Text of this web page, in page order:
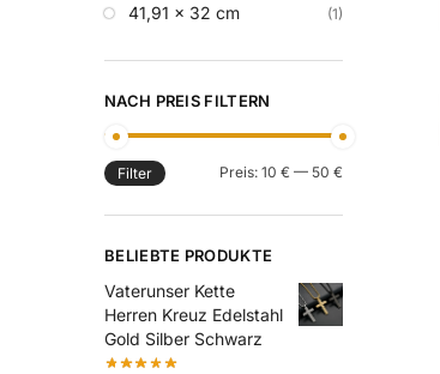
41,91 x 32 cm (1)
NACH PREIS FILTERN
Filter Preis: 10 € — 50 €
BELIEBTE PRODUKTE
Vaterunser Kette
Herren Kreuz Edelstahl
Gold Silber Schwarz